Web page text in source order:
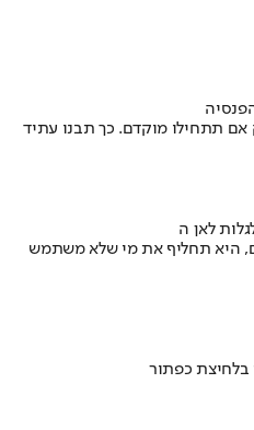
אם תתחילו מוקדם. כך תבנו עתיד
היא תחליף את מי שלא משתמש
בלחיצת כפתור